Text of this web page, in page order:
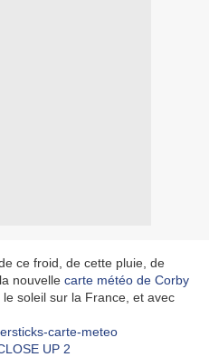
ce froid, de cette pluie, de
nouvelle carte météo de Corby
soleil sur la France, et avec